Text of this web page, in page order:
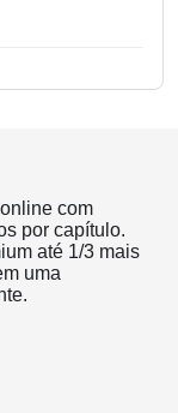
com
por capítulo.
até 1/3 mais
uma